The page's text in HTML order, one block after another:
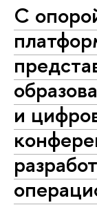
С
и